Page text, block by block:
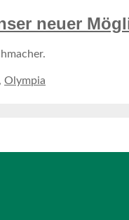
neuer
Olympia